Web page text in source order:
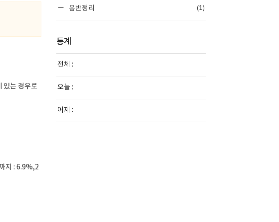
있는 경우로
지 : 6.9%,2
음반정리 (1)
통계
전체 :
오늘 :
어제 :